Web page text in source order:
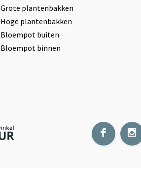
Grote plantenbakken
Hoge plantenbakken
Bloempot buiten
Bloempot binnen